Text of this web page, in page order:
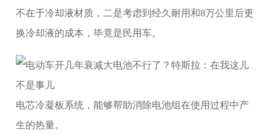
不在于冷却液材质，二是考虑到经久耐用和8万公里后更
换冷却液的成本，毕竟是民用车。
电芯冷凝板系统，能够帮助消除电池组在使用过程中产
生的热量。